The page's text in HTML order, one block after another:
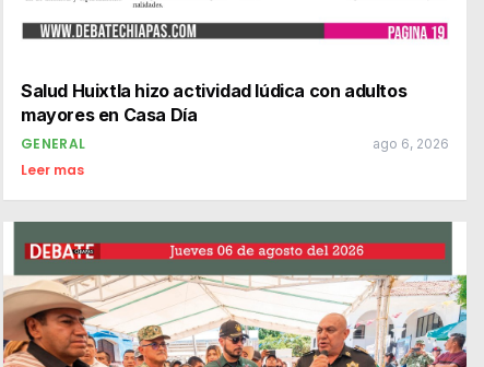
Salud Huixtla hizo actividad lúdica con adultos
mayores en Casa Día
GENERAL ago 6, 2026
Leer mas